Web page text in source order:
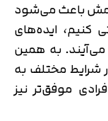
باعث می‌شود
ایده‌های
به همین
شرایط مختلف به
موفق‌تر نیز